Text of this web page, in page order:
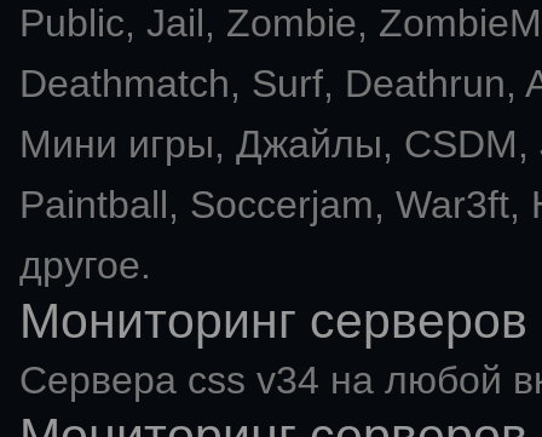
Public, Jail, Zombie,
Deathmatch, Surf, Deathrun,
Мини игры, Джайлы, CSDM,
Paintball, Soccerjam, War3ft,
другое.
Мониторинг
Сервера css v34 на любой